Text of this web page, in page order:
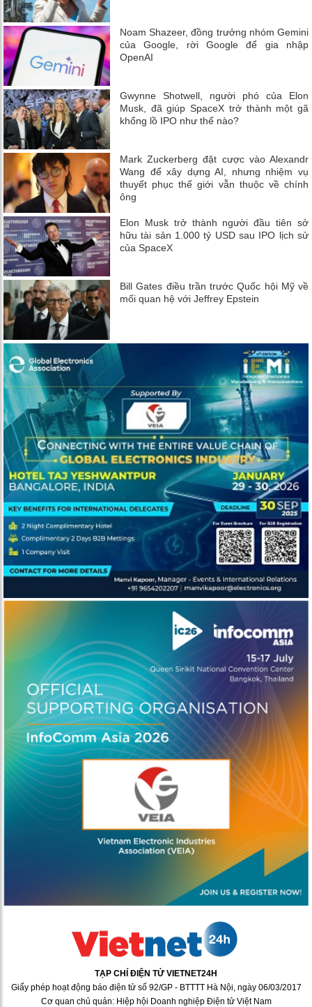
Noam Shazeer, đồng trưởng nhóm Gemini
của Google, rời Google để gia nhập
OpenAI
Gwynne Shotwell, người phó của Elon
Musk, đã giúp SpaceX trở thành một gã
khổng lồ IPO như thế nào?
Mark Zuckerberg đặt cược vào Alexandr
Wang để xây dựng AI, nhưng nhiệm vụ
thuyết phục thế giới vẫn thuộc về chính
ông
Elon Musk trở thành người đầu tiên sở
hữu tài sản 1.000 tỷ USD sau IPO lịch sử
của SpaceX
Bill Gates điều trần trước Quốc hội Mỹ về
mối quan hệ với Jeffrey Epstein
TẠP CHÍ ĐIỆN TỬ VIETNET24H
Giấy phép hoạt động báo điện tử số 92/GP - BTTTT Hà Nội, ngày 06/03/2017
Cơ quan chủ quản: Hiệp hội Doanh nghiệp Điện tử Việt Nam